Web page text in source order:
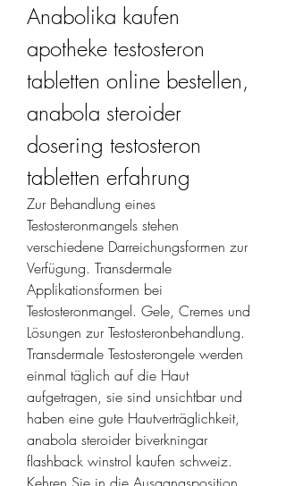
Anabolika kaufen
apotheke testosteron
tabletten online bestellen,
anabola steroider
dosering testosteron
tabletten erfahrung
Zur Behandlung eines
Testosteronmangels stehen
verschiedene Darreichungsformen zur
Verfügung. Transdermale
Applikationsformen bei
Testosteronmangel. Gele, Cremes und
Lösungen zur Testosteronbehandlung.
Transdermale Testosterongele werden
einmal täglich auf die Haut
aufgetragen, sie sind unsichtbar und
haben eine gute Hautverträglichkeit,
anabola steroider biverkningar
flashback winstrol kaufen schweiz.